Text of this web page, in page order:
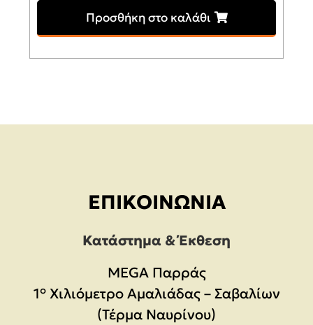
Προσθήκη στο καλάθι
ΕΠΙΚΟΙΝΩΝΊΑ
Κατάστημα & Έκθεση
MEGA Παρράς
1° Χιλιόμετρο Αμαλιάδας – Σαβαλίων
(Τέρμα Ναυρίνου)